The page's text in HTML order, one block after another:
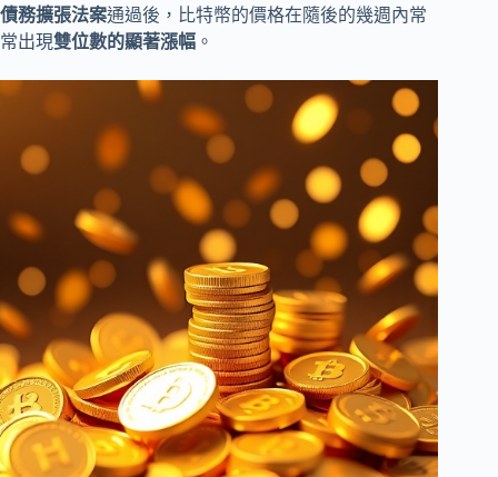
債務擴張法案通過後，比特幣的價格在隨後的幾週內常
常出現雙位數的顯著漲幅 。